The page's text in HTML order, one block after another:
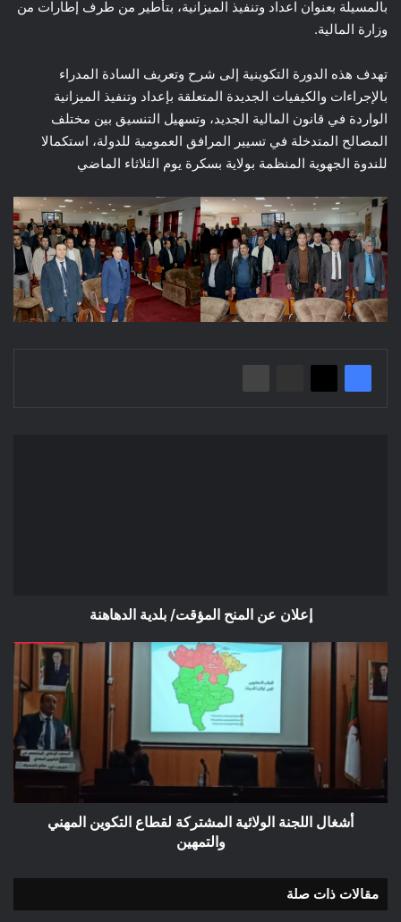
بالمسيلة بعنوان اعداد وتنفيذ الميزانية، بتأطير من طرف إطارات من
وزارة المالية.
تهدف هذه الدورة التكوينية إلى شرح وتعريف السادة المدراء
بالإجراءات والكيفيات الجديدة المتعلقة بإعداد وتنفيذ الميزانية
الواردة في قانون المالية الجديد، وتسهيل التنسيق بين مختلف
المصالح المتدخلة في تسيير المرافق العمومية للدولة، استكمالا
للندوة الجهوية المنظمة بولاية بسكرة يوم الثلاثاء الماضي
إعلان عن المنح المؤقت/ بلدية الدهاهنة
اللجنة
الولائية
المشتركة
التكوين
المهني
والتمهين
أشغال اللجنة الولائية المشتركة لقطاع التكوين المهني
والتمهين
مقالات ذات صلة